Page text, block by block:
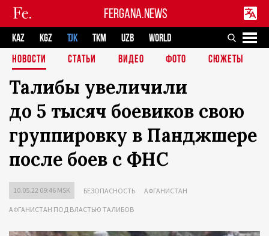
FERGANA.NEWS
KAZ KGZ TJK TKM UZB
WORLD
НОВОСТИ
СТАТЬИ ВИДЕО ФОТО СЮЖЕТЫ
Талибы увеличили
до 5 тысяч боевиков свою
группировку в Панджшере
после боев с ФНС
10.05.22 09:46 MSK БЕЗОПАСНОСТЬ АФГАНИСТАН
АФГАНИСТАН ПОД ВЛАСТЬЮ ТАЛИБОВ